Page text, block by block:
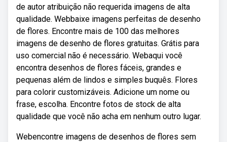
de autor atribuição não requerida imagens de alta
qualidade. Webbaixe imagens perfeitas de desenho
de flores. Encontre mais de 100 das melhores
imagens de desenho de flores gratuitas. Grátis para
uso comercial não é necessário. Webaqui você
encontra desenhos de flores fáceis, grandes e
pequenas além de lindos e simples buquês. Flores
para colorir customizáveis. Adicione um nome ou
frase, escolha. Encontre fotos de stock de alta
qualidade que você não acha em nenhum outro lugar.
Webencontre imagens de desenhos de flores sem